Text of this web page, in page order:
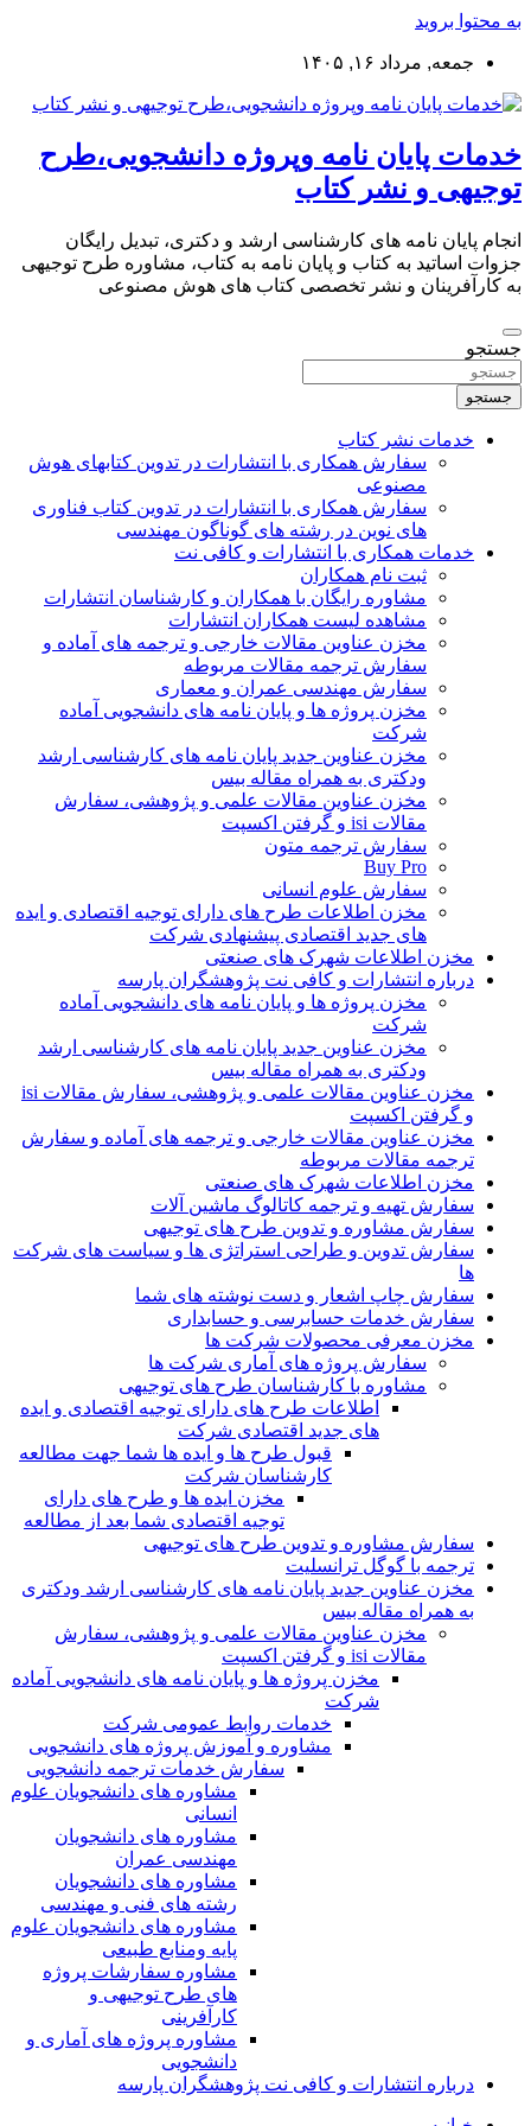
به محتوا بروید
جمعه, مرداد ۱۶, ۱۴۰۵
خدمات پایان نامه وپروژه دانشجویی،طرح
توجیهی و نشر کتاب
انجام پایان نامه های کارشناسی ارشد و دکتری، تبدیل رایگان
جزوات اساتید به کتاب و پایان نامه به کتاب، مشاوره طرح توجیهی
به کارآفرینان و نشر تخصصی کتاب های هوش مصنوعی
جستجو
جستجو
خدمات نشر کتاب
سفارش همکاری با انتشارات در تدوین کتابهای هوش
مصنوعی
سفارش همکاری با انتشارات در تدوین کتاب فناوری
های نوین در رشته های گوناگون مهندسی
خدمات همکاری با انتشارات و کافی نت
ثبت نام همکاران
مشاوره رایگان با همکاران و کارشناسان انتشارات
مشاهده لیست همکاران انتشارات
مخزن عناوین مقالات خارجی و ترجمه های آماده و
سفارش ترجمه مقالات مربوطه
سفارش مهندسی عمران و معماری
مخزن پروژه ها و پایان نامه های دانشجویی آماده
شرکت
مخزن عناوین جدید پایان نامه های کارشناسی ارشد
ودکتری به همراه مقاله بیس
مخزن عناوین مقالات علمی و پژوهشی، سفارش
مقالات isi و گرفتن اکسپت
سفارش ترجمه متون
Buy Pro
سفارش علوم انسانی
مخزن اطلاعات طرح های دارای توجیه اقتصادی و ایده
های جدید اقتصادی پیشنهادی شرکت
مخزن اطلاعات شهرک های صنعتی
درباره انتشارات و کافی نت پژوهشگران پارسه
مخزن پروژه ها و پایان نامه های دانشجویی آماده
شرکت
مخزن عناوین جدید پایان نامه های کارشناسی ارشد
ودکتری به همراه مقاله بیس
مخزن عناوین مقالات علمی و پژوهشی، سفارش مقالات isi
و گرفتن اکسپت
مخزن عناوین مقالات خارجی و ترجمه های آماده و سفارش
ترجمه مقالات مربوطه
مخزن اطلاعات شهرک های صنعتی
سفارش تهیه و ترجمه کاتالوگ ماشین آلات
سفارش مشاوره و تدوین طرح های توجیهی
سفارش تدوین و طراحی استراتژی ها و سیاست های شرکت
ها
سفارش چاپ اشعار و دست نوشته های شما
سفارش خدمات حسابرسی و حسابداری
مخزن معرفی محصولات شرکت ها
سفارش پروژه های آماری شرکت ها
مشاوره با کارشناسان طرح های توجیهی
اطلاعات طرح های دارای توجیه اقتصادی و ایده
های جدید اقتصادی شرکت
قبول طرح ها و ایده ها شما جهت مطالعه
کارشناسان شرکت
مخزن ایده ها و طرح های دارای
توجیه اقتصادی شما بعد از مطالعه
سفارش مشاوره و تدوین طرح های توجیهی
ترجمه با گوگل ترانسلیت
مخزن عناوین جدید پایان نامه های کارشناسی ارشد ودکتری
به همراه مقاله بیس
مخزن عناوین مقالات علمی و پژوهشی، سفارش
مقالات isi و گرفتن اکسپت
مخزن پروژه ها و پایان نامه های دانشجویی آماده
شرکت
خدمات روابط عمومی شرکت
مشاوره و آموزش پروژه های دانشجویی
سفارش خدمات ترجمه دانشجویی
مشاوره های دانشجویان علوم
انسانی
مشاوره های دانشجویان
مهندسی عمران
مشاوره های دانشجویان
رشته های فنی و مهندسی
مشاوره های دانشجویان علوم
پایه ومنابع طبیعی
مشاوره سفارشات پروژه
های طرح توجیهی و
کارآفرینی
مشاوره پروژه های آماری و
دانشجویی
درباره انتشارات و کافی نت پژوهشگران پارسه